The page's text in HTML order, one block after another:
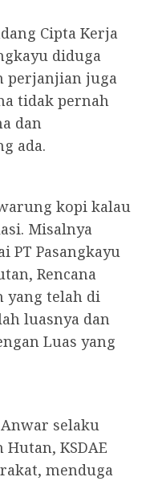
Cipta Kerja
diduga
perjanjian juga
tidak pernah
dan
ada.
kopi kalau
Misalnya
PT Pasangkayu
Rencana
yang telah di
luasnya dan
Luas yang
selaku
KSDAE
menduga